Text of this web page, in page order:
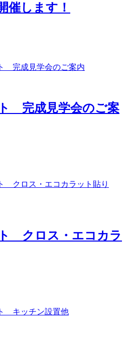
催します！
完成見学会のご案
クロス・エコカラ